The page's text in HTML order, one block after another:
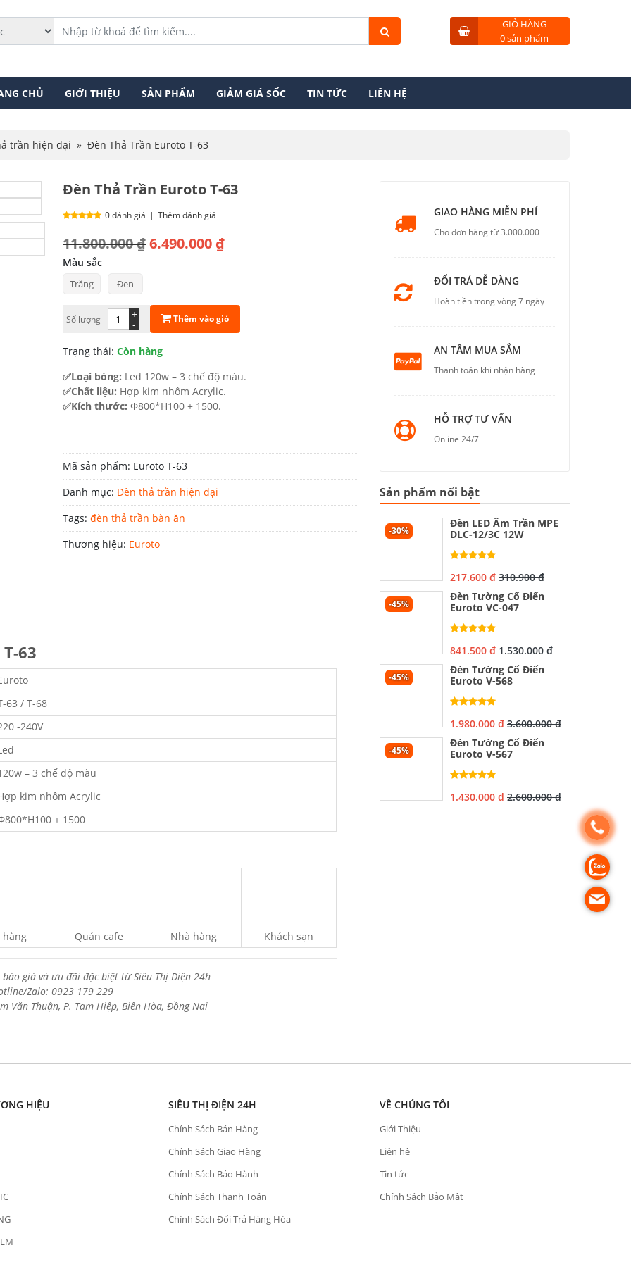
GIỎ HÀNG
0 sản phẩm
CHỦ GIỚI THIỆU SẢN PHẨM GIẢM GIÁ SỐC TIN TỨC LIÊN HỆ
trần hiện đại » Đèn Thả Trần Euroto T-63
Đèn Thả Trần Euroto T-63
0 đánh giá | Thêm đánh giá
11.800.000₫
Giá
gốc
là:
11.800.000 ₫.
6.490.000 ₫
Giá
hiện
tại
6.490.000 ₫.
Màu sắc
Trắng Đen
Số lượng -
+ Thêm vào giỏ
Trạng thái: Còn hàng
✅Loại bóng: Led 120w – 3 chế độ màu.
✅Chất liệu: Hợp kim nhôm Acrylic.
✅Kích thước: Φ800*H100 + 1500.
Mã sản phẩm: Euroto T-63
Danh mục: Đèn thả trần hiện đại
Tags: đèn thả trần bàn ăn
Thương hiệu: Euroto
63
63 / T-68
-240V
– 3 chế độ màu
kim nhôm Acrylic
+ 1500
hàng Quán cafe Nhà hàng Khách sạn
báo giá và ưu đãi đặc biệt từ Siêu Thị Điện 24h
Zalo: 0923 179 229
Văn Thuận, P. Tam Hiệp, Biên Hòa, Đồng Nai
GIAO HÀNG MIỄN PHÍ
Cho đơn hàng từ 3.000.000
ĐỔI TRẢ DỄ DÀNG
Hoàn tiền trong vòng 7 ngày
AN TÂM MUA SẮM
Thanh toán khi nhận hàng
HỖ TRỢ TƯ VẤN
Online 24/7
Sản phẩm nổi bật
-30%
Đèn LED Âm Trần MPE
DLC-12/3C 12W
217.600 đ 310.900 đ
-45%
Đèn Tường Cổ Điển
Euroto VC-047
841.500 đ 1.530.000 đ
-45%
Đèn Tường Cổ Điển
Euroto V-568
1.980.000 đ 3.600.000 đ
-45%
Đèn Tường Cổ Điển
Euroto V-567
1.430.000 đ 2.600.000 đ
HIỆU SIÊU THỊ ĐIỆN 24H
Chính Sách Bán Hàng
Chính Sách Giao Hàng
Chính Sách Bảo Hành
Chính Sách Thanh Toán
Chính Sách Đổi Trả Hàng Hóa
VỀ CHÚNG TÔI
Giới Thiệu
Liên hệ
Tin tức
Chính Sách Bảo Mật